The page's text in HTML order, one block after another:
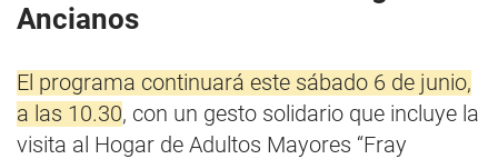
Ancianos
El programa continuará este sábado 6 de junio,
a las 10.30, con un gesto solidario que incluye la
visita al Hogar de Adultos Mayores “Fray